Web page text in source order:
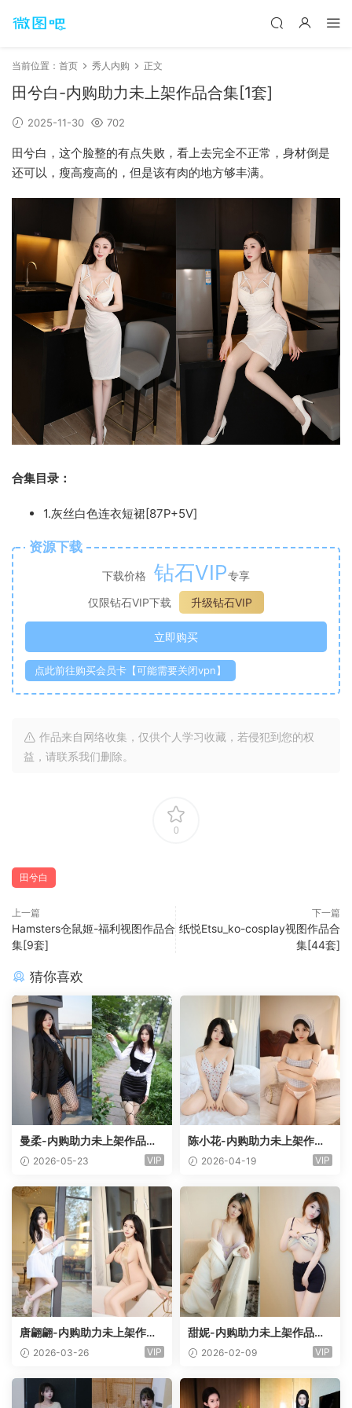
当前位置： 首页 秀人内购 正文
田兮白-内购助力未上架作品合集[1套]
2025-11-30 702
田兮白，这个脸整的有点失败，看上去完全不正常，身材倒是
还可以，瘦高瘦高的，但是该有肉的地方够丰满。
合集目录：
1.灰丝白色连衣短裙[87P+5V]
资源下载
下载价格 钻石VIP专享
仅限钻石VIP下载
升级钻石VIP
立即购买
点此前往购买会员卡【可能需要关闭vpn】
作品来自网络收集，仅供个人学习收藏，若侵犯到您的权
益，请联系我们删除。
0
田兮白
上一篇
Hamsters仓鼠姬-福利视图作品合
集[9套]
下一篇
纸悦Etsu_ko-cosplay视图作品合
集[44套]
猜你喜欢
曼柔-内购助力未上架作品合
集[10套]
2026-05-23 VIP
陈小花-内购助力未上架作品
合集[19套]
2026-04-19 VIP
唐翩翩-内购助力未上架作品
合集[10套]
2026-03-26 VIP
甜妮-内购助力未上架作品合
集[7套]
2026-02-09 VIP